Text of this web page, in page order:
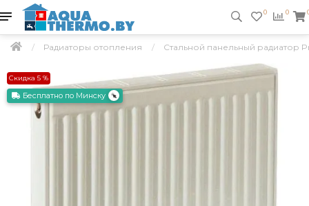
0 0
Радиаторы отопления Стальной панельный радиатор
Скидка 5 %
Бесплатно по Минску